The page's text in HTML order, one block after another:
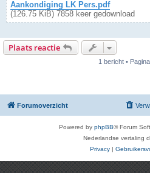
Aankondiging LK Pers.pdf
(126.75 KiB) 7858 keer gedownload
Plaats reactie
1 bericht • Pagina
Forumoverzicht
Powered by phpBB® Forum
Nederlandse vertaling
Privacy |